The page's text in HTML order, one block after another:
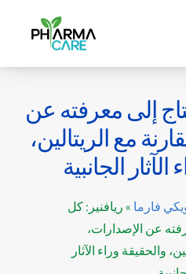
إلى معرفته عن
مع الريتالين،
الجانبية
فارما »ريافنير: كل
عن الإصدارات،
والحقيقة وراء الآثار